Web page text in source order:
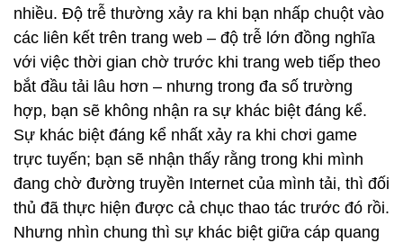
nhiều. Độ trễ thường xảy ra khi bạn nhấp chuột vào
các liên kết trên trang web – độ trễ lớn đồng nghĩa
với việc thời gian chờ trước khi trang web tiếp theo
bắt đầu tải lâu hơn – nhưng trong đa số trường
hợp, bạn sẽ không nhận ra sự khác biệt đáng kể.
Sự khác biệt đáng kể nhất xảy ra khi chơi game
trực tuyến; bạn sẽ nhận thấy rằng trong khi mình
đang chờ đường truyền Internet của mình tải, thì đối
thủ đã thực hiện được cả chục thao tác trước đó rồi.
Nhưng nhìn chung thì sự khác biệt giữa cáp quang